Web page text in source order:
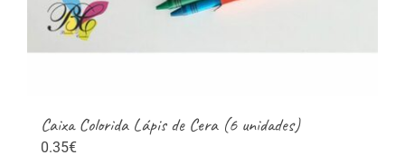
Caixa Colorida Lápis de Cera (6 unidades)
0.35€